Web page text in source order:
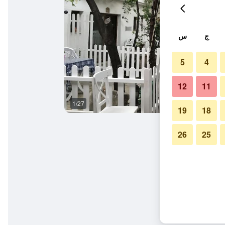
1/27
ج س
4
5
11
12
18
19
25
26